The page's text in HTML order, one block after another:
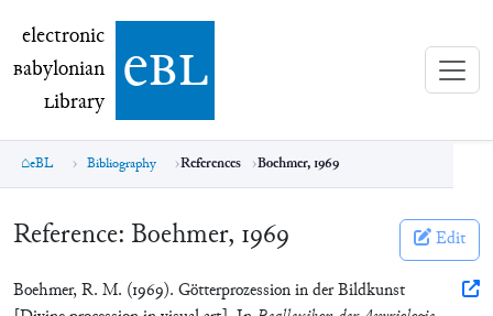
electronic Babylonian Library (eBL)
electronic
Babylonian
Library ebl
eBL Bibliography References Boehmer, 1969
Reference: Boehmer, 1969 Edit
Boehmer, R. M. (1969). Götterprozession in der Bildkunst